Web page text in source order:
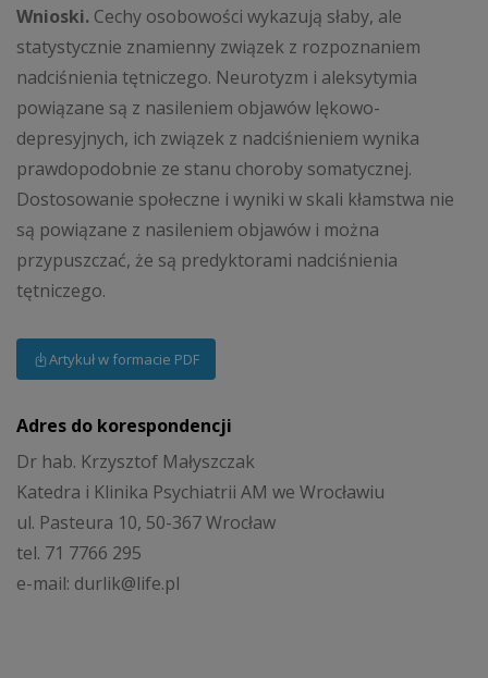
Wnioski. Cechy osobowości wykazują słaby, ale
statystycznie znamienny związek z rozpoznaniem
nadciśnienia tętniczego. Neurotyzm i aleksytymia
powiązane są z nasileniem objawów lękowo-
depresyjnych, ich związek z nadciśnieniem wynika
prawdopodobnie ze stanu choroby somatycznej.
Dostosowanie społeczne i wyniki w skali kłamstwa nie
są powiązane z nasileniem objawów i można
przypuszczać, że są predyktorami nadciśnienia
tętniczego.
Artykuł w formacie PDF
Adres do korespondencji
Dr hab. Krzysztof Małyszczak
Katedra i Klinika Psychiatrii AM we Wrocławiu
ul. Pasteura 10, 50-367 Wrocław
tel. 71 7766 295
e-mail: durlik@life.pl